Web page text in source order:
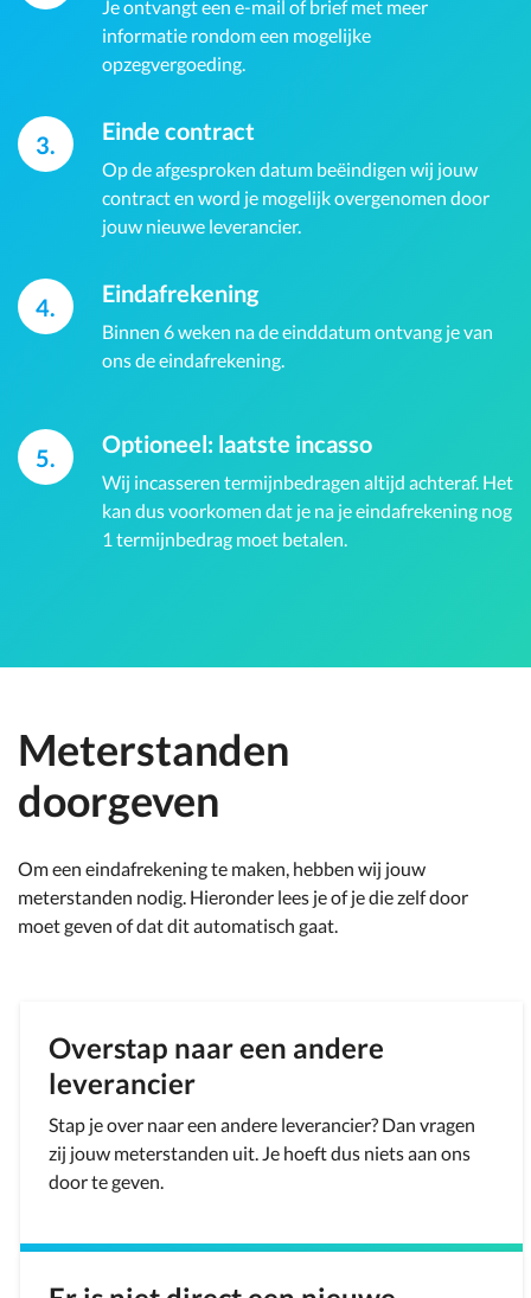
Je ontvangt een e-mail of brief met meer
informatie rondom een mogelijke
opzegvergoeding.
3. Einde contract
Op de afgesproken datum beëindigen wij jouw
contract en word je mogelijk overgenomen door
jouw nieuwe leverancier.
4. Eindafrekening
Binnen 6 weken na de einddatum ontvang je van
ons de eindafrekening.
5. Optioneel: laatste incasso
Wij incasseren termijnbedragen altijd achteraf. Het
kan dus voorkomen dat je na je eindafrekening nog
1 termijnbedrag moet betalen.
Meterstanden
doorgeven
Om een eindafrekening te maken, hebben wij jouw
meterstanden nodig. Hieronder lees je of je die zelf door
moet geven of dat dit automatisch gaat.
Overstap naar een andere
leverancier
Stap je over naar een andere leverancier? Dan vragen
zij jouw meterstanden uit. Je hoeft dus niets aan ons
door te geven.